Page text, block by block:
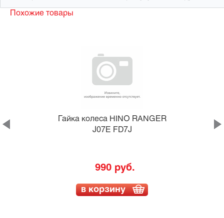
Похожие товары
Гайка колеса HINO RANGER
J07E FD7J
990 руб.
в корзину